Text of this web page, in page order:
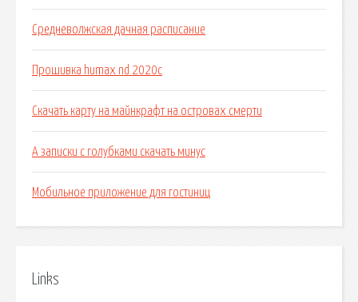
Средневолжская дачная расписание
Прошивка humax nd 2020c
Скачать карту на майнкрафт на островах смерти
А записки с голубками скачать минус
Мобильное приложение для гостиниц
Links